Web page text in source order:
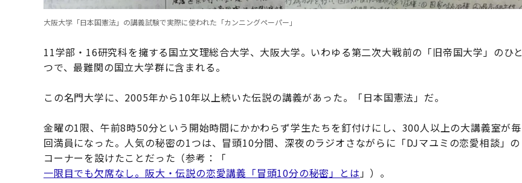
大阪大学「日本国憲法」の講義試験で実際に使われた「カンニングペーパー」
11学部・16研究科を擁する国立文理総合大学、大阪大学。いわゆる第二次大戦前の「旧帝国大学」のひと
つで、最難関の国立大学群に含まれる。
この名門大学に、2005年から10年以上続いた伝説の講義があった。「日本国憲法」だ。
金曜の1限、午前8時50分という開始時間にかかわらず学生たちを釘付けにし、300人以上の大講義室が毎
回満員になった。人気の秘密の1つは、冒頭10分間、深夜のラジオさながらに「DJマユミの恋愛相談」の
コーナーを設けたことだった（参考：「
一限目でも欠席なし。阪大・伝説の恋愛講義「冒頭10分の秘密」とは」）。